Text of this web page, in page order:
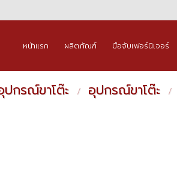
หน้าแรก ผลิตภัณฑ์ มือจับเฟอร์นิเจอร์
ปกรณ์ขาโต๊ะ / อุปกรณ์ขาโต๊ะ /